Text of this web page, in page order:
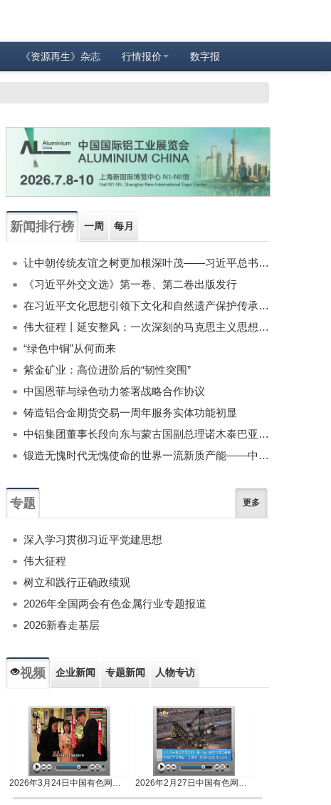
《资源再生》杂志 行情报价 数字报
新闻排行榜 一周 每月
让中朝传统友谊之树更加根深叶茂——习近平总书记对朝鲜进行国事访问纪实
《习近平外交文选》第一卷、第二卷出版发行
在习近平文化思想引领下文化和自然遗产保护传承利用工作开创新局面
伟大征程丨延安整风：一次深刻的马克思主义思想教育运动
“绿色中铜”从何而来
紫金矿业：高位进阶后的“韧性突围”
中国恩菲与绿色动力签署战略合作协议
铸造铝合金期货交易一周年服务实体功能初显
中铝集团董事长段向东与蒙古国副总理诺木泰巴亚尔举行会谈
锻造无愧时代无愧使命的世界一流新质产能——中国有色金属工业的战略应对与破局之道（二）
专题 更多
深入学习贯彻习近平党建思想
伟大征程
树立和践行正确政绩观
2026年全国两会有色金属行业专题报道
2026新春走基层
视频 企业新闻 专题新闻 人物专访
2026年3月24日中国有色网络电视新闻 2026年2月27日中国有色网络电视新闻